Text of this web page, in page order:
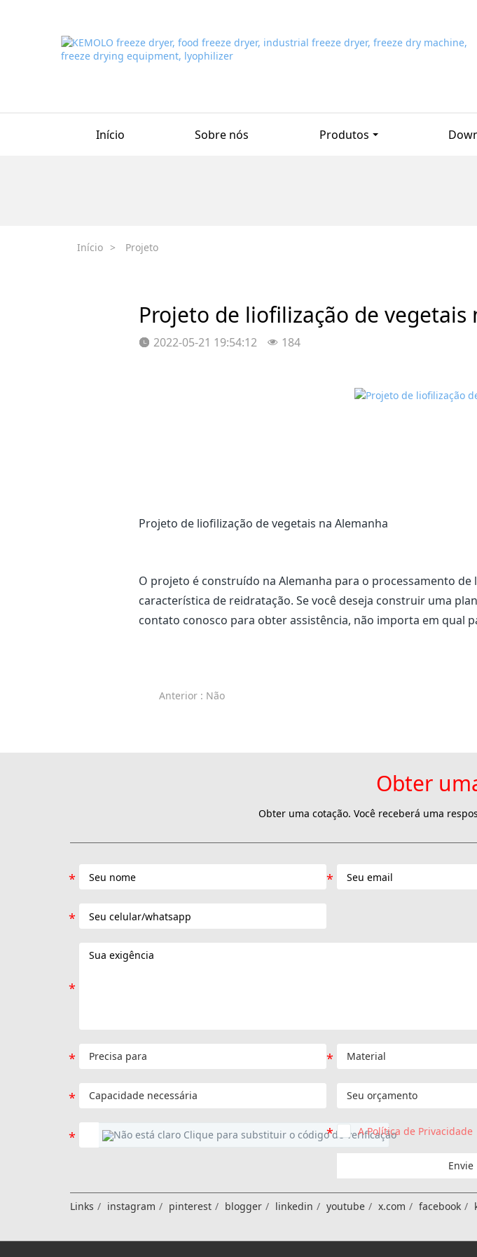
Início Sobre nós Produtos
Início > Projeto
Projeto de liofilização de vegetais
2022-05-21 19:54:12 184
Projeto de liofilização de vegetais na Alemanha
O projeto é construído na Alemanha para o processamento
característica de reidratação. Se você deseja construir uma
contato conosco para obter assistência, não importa em qual
Anterior : Não
Obter
Obter uma cotação. Você receberá uma
A Política de Privacidade
Envie
Links instagram pinterest blogger linkedin youtube x.com facebook